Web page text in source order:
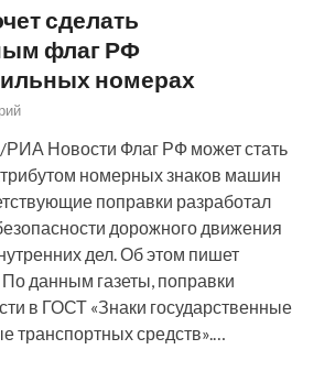
сделать
флаг РФ
номерах
РИА Новости Флаг РФ может стать
номерных знаков машин
поправки разработал
дорожного движения
дел. Об этом пишет
данным газеты, поправки
в ГОСТ «Знаки государственные
транспортных средств».…